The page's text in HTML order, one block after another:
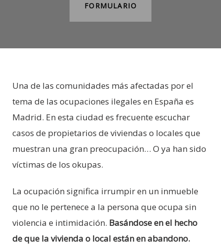
FORMULARIO
Una de las comunidades más afectadas por el
tema de las ocupaciones ilegales en España es
Madrid. En esta ciudad es frecuente escuchar
casos de propietarios de viviendas o locales que
muestran una gran preocupación… O ya han sido
víctimas de los okupas.
La ocupación significa irrumpir en un inmueble
que no le pertenece a la persona que ocupa sin
violencia e intimidación. Basándose en el hecho
de que la vivienda o local están en abandono.